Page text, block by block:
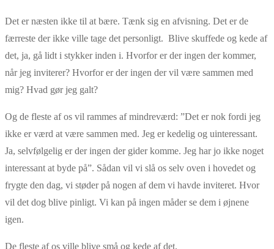
Det er næsten ikke til at bære. Tænk sig en afvisning. Det er de
færreste der ikke ville tage det personligt. Blive skuffede og kede af
det, ja, gå lidt i stykker inden i. Hvorfor er der ingen der kommer,
når jeg inviterer? Hvorfor er der ingen der vil være sammen med
mig? Hvad gør jeg galt?
Og de fleste af os vil rammes af mindreværd: ”Det er nok fordi jeg
ikke er værd at være sammen med. Jeg er kedelig og uinteressant.
Ja, selvfølgelig er der ingen der gider komme. Jeg har jo ikke noget
interessant at byde på”. Sådan vil vi slå os selv oven i hovedet og
frygte den dag, vi støder på nogen af dem vi havde inviteret. Hvor
vil det dog blive pinligt. Vi kan på ingen måder se dem i øjnene
igen.
De fleste af os ville blive små og kede af det.